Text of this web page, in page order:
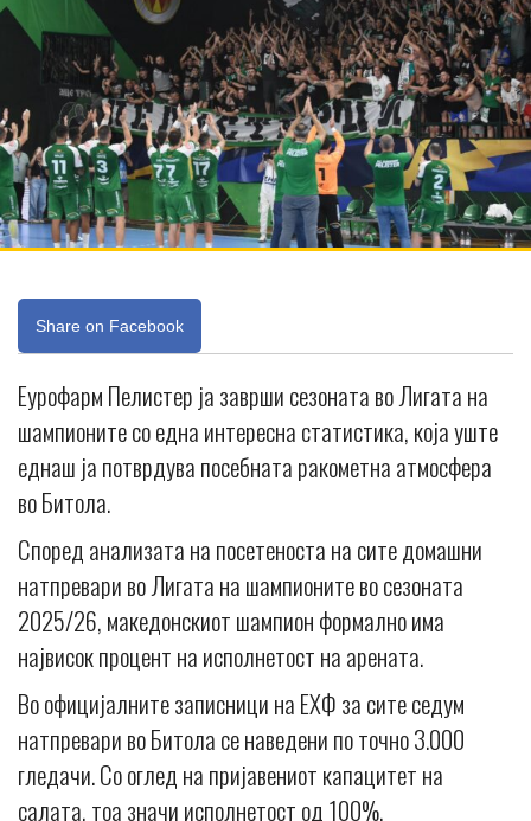
Share on Facebook
Еурофарм Пелистер ја заврши сезоната во Лигата на
шампионите со една интересна статистика, која уште
еднаш ја потврдува посебната ракометна атмосфера
во Битола.
Според анализата на посетеноста на сите домашни
натпревари во Лигата на шампионите во сезоната
2025/26, македонскиот шампион формално има
највисок процент на исполнетост на арената.
Во официјалните записници на ЕХФ за сите седум
натпревари во Битола се наведени по точно 3.000
гледачи. Со оглед на пријавениот капацитет на
салата, тоа значи исполнетост од 100%.